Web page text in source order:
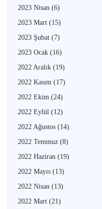
2023 Nisan (6)
2023 Mart (15)
2023 Şubat (7)
2023 Ocak (16)
2022 Aralık (19)
2022 Kasım (17)
2022 Ekim (24)
2022 Eylül (12)
2022 Ağustos (14)
2022 Temmuz (8)
2022 Haziran (19)
2022 Mayıs (13)
2022 Nisan (13)
2022 Mart (21)